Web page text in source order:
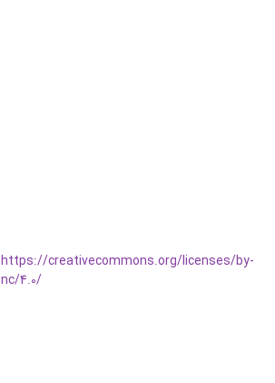
https://creativecommons.org/licenses/by-
nc/4.0/